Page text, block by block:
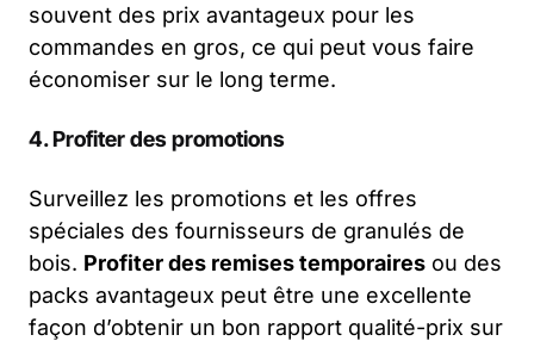
souvent des prix avantageux pour les
commandes en gros, ce qui peut vous faire
économiser sur le long terme.
4. Profiter des promotions
Surveillez les promotions et les offres
spéciales des fournisseurs de granulés de
bois. Profiter des remises temporaires ou des
packs avantageux peut être une excellente
façon d’obtenir un bon rapport qualité-prix sur